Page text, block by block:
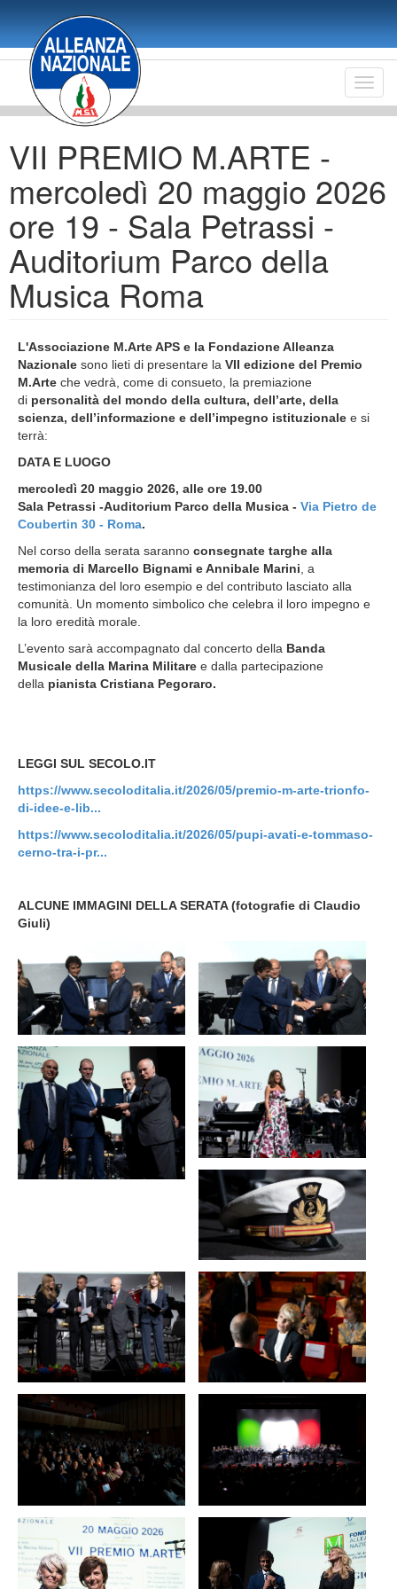
contenuto
principale
VII PREMIO M.ARTE -
mercoledì 20 maggio 2026
ore 19 - Sala Petrassi -
Auditorium Parco della
Musica Roma
L'Associazione M.Arte APS e la Fondazione Alleanza
Nazionale sono lieti di presentare la VII edizione del Premio
M.Arte che vedrà, come di consueto, la premiazione
di personalità del mondo della cultura, dell’arte, della
scienza, dell’informazione e dell’impegno istituzionale e si
terrà:
DATA E LUOGO
mercoledì 20 maggio 2026, alle ore 19.00
Sala Petrassi -Auditorium Parco della Musica - Via Pietro de
Coubertin 30 - Roma.
Nel corso della serata saranno consegnate targhe alla
memoria di Marcello Bignami e Annibale Marini , a
testimonianza del loro esempio e del contributo lasciato alla
comunità. Un momento simbolico che celebra il loro impegno e
la loro eredità morale.
L’evento sarà accompagnato dal concerto della Banda
Musicale della Marina Militare e dalla partecipazione
della pianista Cristiana Pegoraro.
LEGGI SUL SECOLO.IT
https://www.secoloditalia.it/2026/05/premio-m-arte-trionfo-
di-idee-e-lib...
https://www.secoloditalia.it/2026/05/pupi-avati-e-tommaso-
cerno-tra-i-pr...
ALCUNE IMMAGINI DELLA SERATA (fotografie di Claudio
Giuli)